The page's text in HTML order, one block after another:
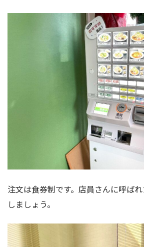
注文は食券制です。店員さんに呼ば
しましょう。